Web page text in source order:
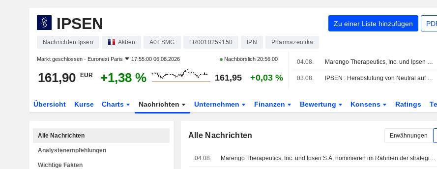
IPSEN Zu einer Liste hinzufügen
Nachrichten Ipsen Aktien A0ESMG FR0010259150 IPN Pharmazeutika
Markt geschlossen - Euronext Paris 17:55:00 06.08.2026 Nachbörslich20:56:00
161,90 EUR +1,38 % 161,95 +0,03 %
04.08. Marengo Therapeutics, Inc. und Ipsen S.A. nominieren im Rahmen der strategischen TriSTAR-Kooperation ersten Wirkstoffkandidaten
03.08. IPSEN : Herabstufung von Neutral auf Verkaufen durch Jefferies & Co.
Übersicht Kurse Charts Nachrichten Unternehmen Finanzen Bewertung Konsens Ratings
Alle Nachrichten Erwähnungen
04.08. Marengo Therapeutics, Inc. und Ipsen S.A. nominieren im Rahmen der strategischen TriSTAR-Kooperation ersten Wirkstoffkandidaten
Alle Nachrichten
Analystenempfehlungen
Wichtige Fakten